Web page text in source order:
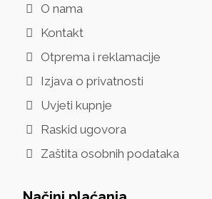
O nama
Kontakt
Otprema i reklamacije
Izjava o privatnosti
Uvjeti kupnje
Raskid ugovora
Zaštita osobnih podataka